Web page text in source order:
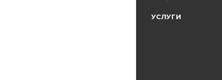
УСЛУГИ